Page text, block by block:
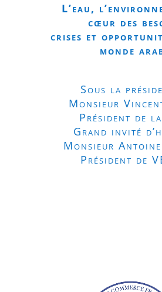
L’eau,
cœur des
crises et
monde
Sous la
Monsieur
Président de la
Grand invité
Monsieur Antoine
Président de